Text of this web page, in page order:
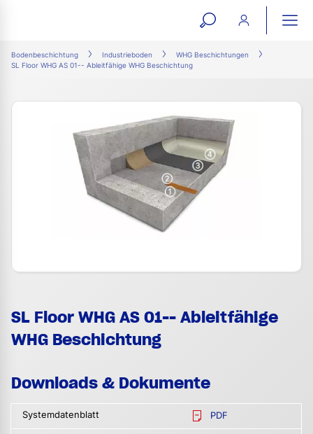
open
search
Bodenbeschichtung Industrieboden
WHG Beschichtungen
SL Floor WHG AS 01-- Ableitfähige WHG Beschichtung
SL Floor WHG AS 01-- Ableitfähige
WHG Beschichtung
Downloads & Dokumente
Systemdatenblatt PDF